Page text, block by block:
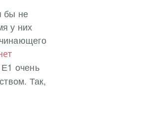
бы не
у них
очень
Так,